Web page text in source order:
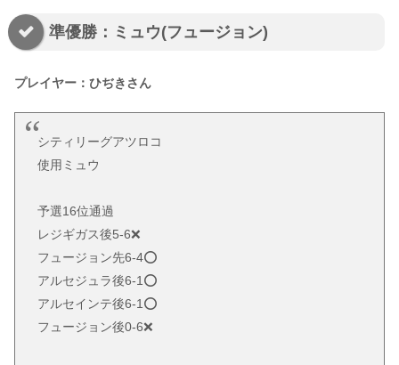
準優勝：ミュウ(フュージョン)
プレイヤー：ひぢきさん
シティリーグアツロコ
使用ミュウ
予選16位通過
レジギガス後5-6❌
フュージョン先6-4⭕️
アルセジュラ後6-1⭕️
アルセインテ後6-1⭕️
フュージョン後0-6❌